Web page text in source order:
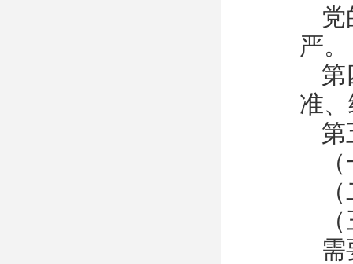
党
严。
第
准
第
需